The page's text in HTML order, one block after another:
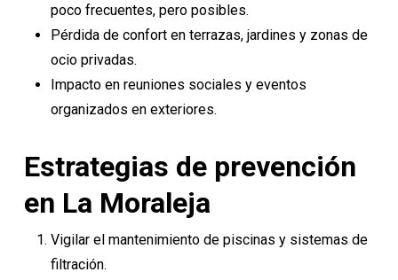
poco frecuentes, pero posibles.
Pérdida de confort en terrazas, jardines y zonas de
ocio privadas.
Impacto en reuniones sociales y eventos
organizados en exteriores.
Estrategias de prevención
en La Moraleja
Vigilar el mantenimiento de piscinas y sistemas de
filtración.